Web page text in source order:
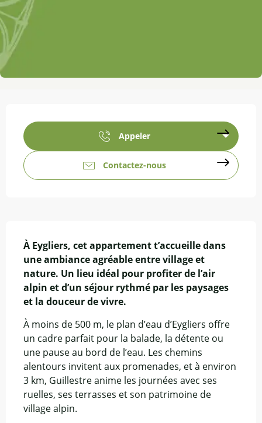
Appeler
Contactez-nous
À Eygliers, cet appartement t’accueille dans
une ambiance agréable entre village et
nature. Un lieu idéal pour profiter de l’air
alpin et d’un séjour rythmé par les paysages
et la douceur de vivre.
À moins de 500 m, le plan d’eau d’Eygliers offre
un cadre parfait pour la balade, la détente ou
une pause au bord de l’eau. Les chemins
alentours invitent aux promenades, et à environ
3 km, Guillestre anime les journées avec ses
ruelles, ses terrasses et son patrimoine de
village alpin.